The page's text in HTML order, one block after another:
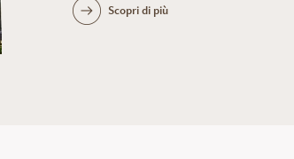
Scopri di più